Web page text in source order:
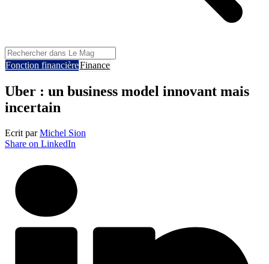
Fonction financièreFinance
Uber : un business model innovant mais
incertain
Ecrit parMichel Sion
Share on LinkedIn